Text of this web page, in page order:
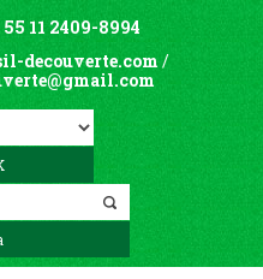
55 11 2409-8994
decouverte.com /